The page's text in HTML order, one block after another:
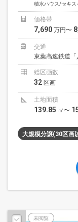
積水ハウス/セキス
価格帯
7,690 万円〜
交通
東葉高速鉄道「
総区画数
32 区画
土地面積
139.85 ㎡〜
大規模分譲(30区画
未閲覧